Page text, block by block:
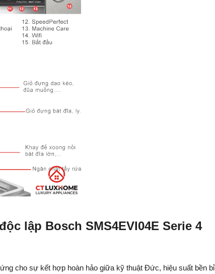
lập Bosch SMS4EVI04E Serie 4
cho sự kết hợp hoàn hảo giữa kỹ thuật Đức, hiệu suất bền bỉ